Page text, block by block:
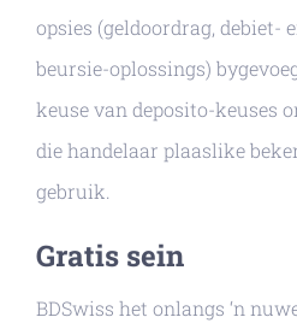
opsies (geldoordrag, debiet-
beursie-oplossings)
keuse van deposito-keuses
die handelaar plaaslike
gebruik.
Gratis sein
BDSwiss het onlangs ‘n